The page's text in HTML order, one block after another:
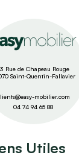
Rue de Chapeau Rouge
Saint-Quentin-Fallavier
mobilier.com
04 74 94 65 88
Utiles